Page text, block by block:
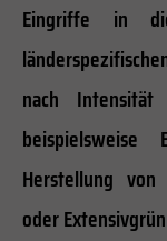
Eingriffe in
nach Intensität
beispielsweise
Herstellung von
oder